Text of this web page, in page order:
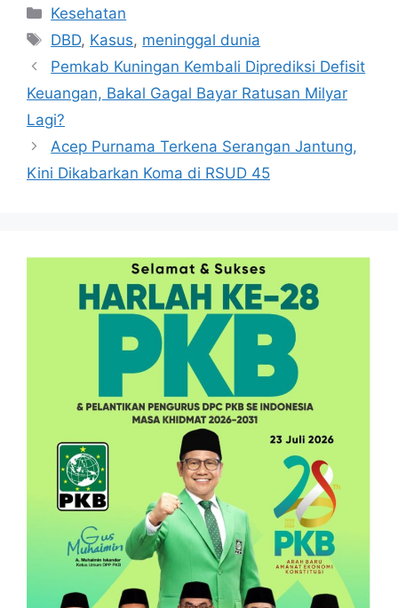
Kategori
Kesehatan
Tag
DBD, Kasus, meninggal dunia
Pemkab Kuningan Kembali Diprediksi Defisit
Keuangan, Bakal Gagal Bayar Ratusan Milyar
Lagi?
Acep Purnama Terkena Serangan Jantung,
Kini Dikabarkan Koma di RSUD 45